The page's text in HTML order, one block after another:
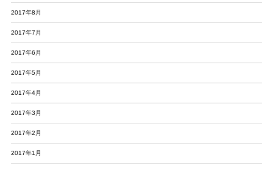
2017年8月
2017年7月
2017年6月
2017年5月
2017年4月
2017年3月
2017年2月
2017年1月